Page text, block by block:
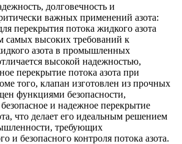
долговечность и
важных применений азота:
перекрытия потока жидкого азота
самых высоких требований к
азота в промышленных
высокой надежностью,
перекрытие потока азота при
того, клапан изготовлен из прочных
функциями безопасности,
и надежное перекрытие
что делает его идеальным решением
требующих
и безопасного контроля потока азота.